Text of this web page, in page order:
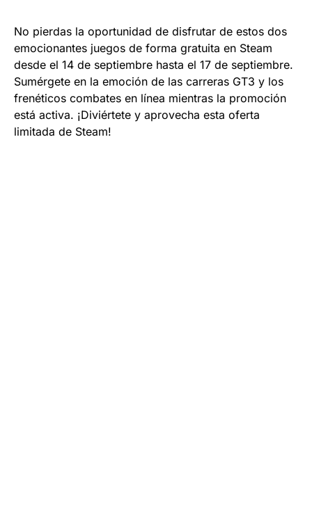
No pierdas la oportunidad de disfrutar de estos dos
emocionantes juegos de forma gratuita en Steam
desde el 14 de septiembre hasta el 17 de septiembre.
Sumérgete en la emoción de las carreras GT3 y los
frenéticos combates en línea mientras la promoción
está activa. ¡Diviértete y aprovecha esta oferta
limitada de Steam!